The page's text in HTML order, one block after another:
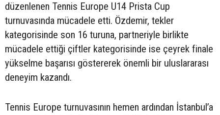
düzenlenen Tennis Europe U14 Prista Cup
turnuvasında mücadele etti. Özdemir, tekler
kategorisinde son 16 turuna, partneriyle birlikte
mücadele ettiği çiftler kategorisinde ise çeyrek finale
yükselme başarısı göstererek önemli bir uluslararası
deneyim kazandı.
Tennis Europe turnuvasının hemen ardından İstanbul’a